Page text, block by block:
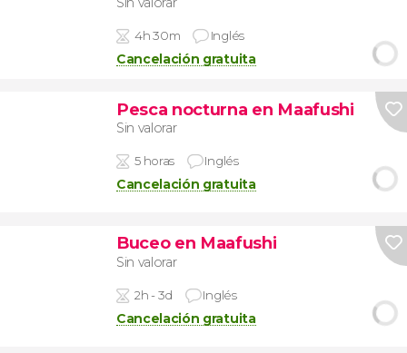
4h 30m Inglés
Cancelación gratuita
Pesca nocturna en Maafushi
Sin valorar
5 horas Inglés
Cancelación gratuita
Buceo en Maafushi
Sin valorar
2h - 3d Inglés
Cancelación gratuita